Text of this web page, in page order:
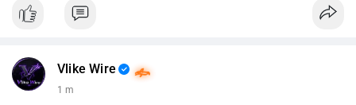
Vlike Wire
1 m